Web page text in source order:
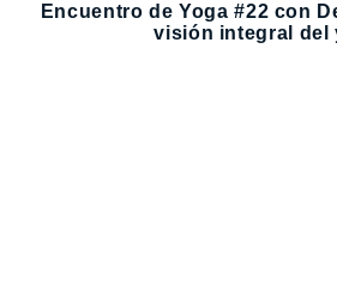
Encuentro de Yoga #22 con
visión integral del